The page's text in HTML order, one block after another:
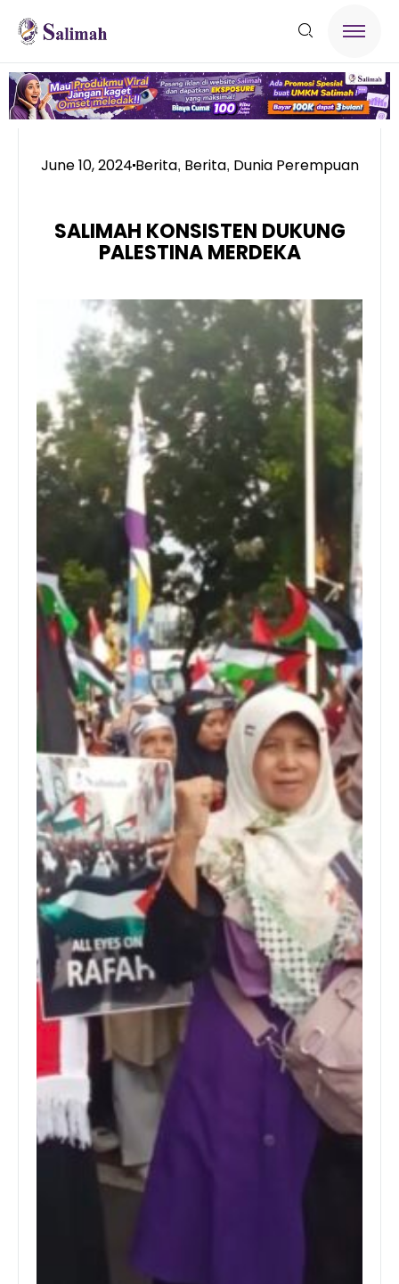
June 10, 2024Berita, Berita, Dunia Perempuan
SALIMAH KONSISTEN DUKUNG
PALESTINA MERDEKA